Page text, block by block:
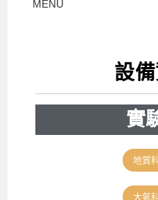
MENU
設
實
地質
大氣